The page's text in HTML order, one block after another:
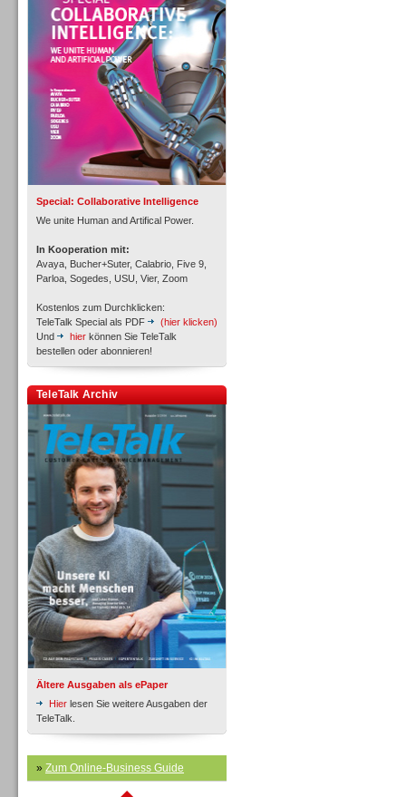
Special: Collaborative Intelligence
We unite Human and Artifical Power.
In Kooperation mit:
Avaya, Bucher+Suter, Calabrio, Five 9,
Parloa, Sogedes, USU, Vier, Zoom
Kostenlos zum Durchklicken:
TeleTalk Special als PDF
(hier klicken)
Und
hier können Sie TeleTalk
bestellen oder abonnieren!
TeleTalk Archiv
Ältere Ausgaben als ePaper
Hier lesen Sie weitere Ausgaben der
TeleTalk.
» Zum Online-Business Guide
Personal
Inbound
Inbound
Inbound
Inbound